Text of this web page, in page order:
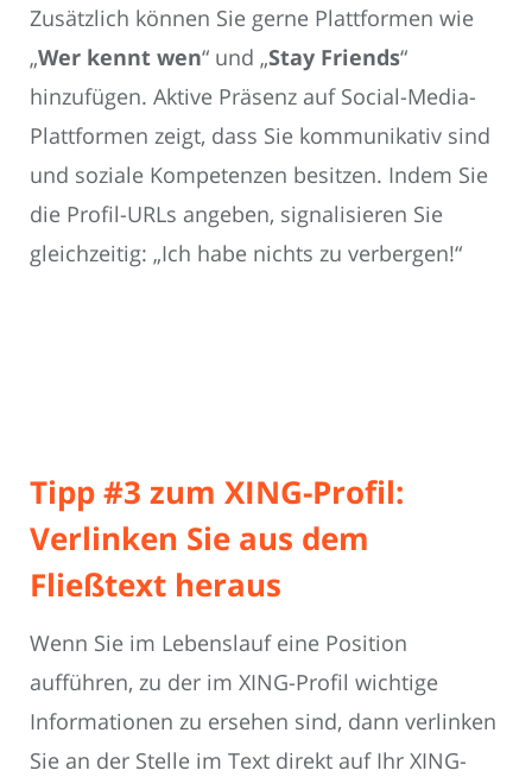
Zusätzlich können Sie gerne Plattformen wie
„Wer kennt wen“ und „Stay Friends“
hinzufügen. Aktive Präsenz auf Social-Media-
Plattformen zeigt, dass Sie kommunikativ sind
und soziale Kompetenzen besitzen. Indem Sie
die Profil-URLs angeben, signalisieren Sie
gleichzeitig: „Ich habe nichts zu verbergen!“
Tipp #3 zum XING-Profil:
Verlinken Sie aus dem
Fließtext heraus
Wenn Sie im Lebenslauf eine Position
aufführen, zu der im XING-Profil wichtige
Informationen zu ersehen sind, dann verlinken
Sie an der Stelle im Text direkt auf Ihr XING-